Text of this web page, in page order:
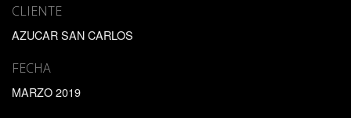
CLIENTE
AZUCAR SAN CARLOS
FECHA
MARZO 2019